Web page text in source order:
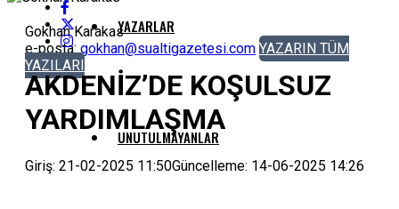
YAZARLAR
UNUTULMAYANLAR
Gokhan Karakas
e-posta:gokhan@sualtigazetesi.com YAZARIN TÜM
YAZILARI
AKDENİZ’DE KOŞULSUZ
YARDIMLAŞMA
Giriş: 21-02-2025 11:50Güncelleme: 14-06-2025 14:26